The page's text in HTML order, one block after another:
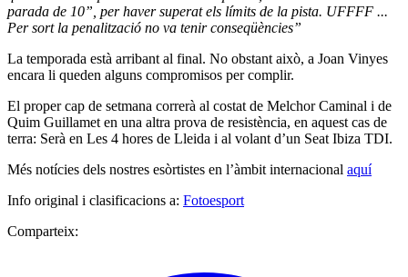
parada de 10”, per haver superat els límits de la pista. UFFFF ...
Per sort la penalització no va tenir conseqüències”
La temporada està arribant al final. No obstant això, a Joan Vinyes
encara li queden alguns compromisos per complir.
El proper cap de setmana correrà al costat de Melchor Caminal i de
Quim Guillamet en una altra prova de resistència, en aquest cas de
terra: Serà en Les 4 hores de Lleida i al volant d’un Seat Ibiza TDI.
Més notícies dels nostres esòrtistes en l’àmbit internacional aquí
Info original i clasificacions a: Fotoesport
Comparteix: